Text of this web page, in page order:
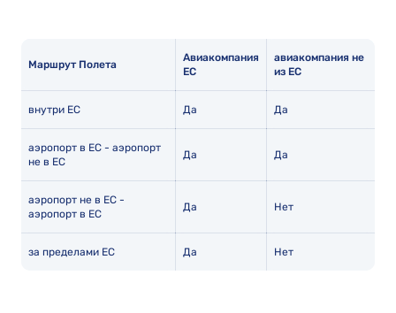
Маршрут Полета
Авиакомпания
ЕС
авиакомпания не
из ЕС
внутри ЕС Да Да
аэропорт в ЕС - аэропорт
не в ЕС
Да Да
аэропорт не в ЕС -
аэропорт в ЕС
Да Нет
за пределами ЕС Да Нет